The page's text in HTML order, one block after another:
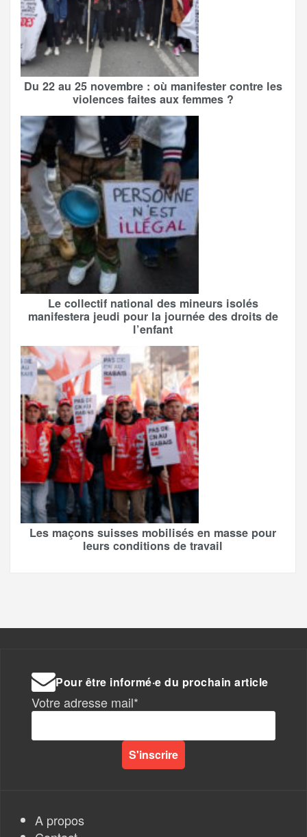
Du 22 au 25 novembre : où manifester contre les
violences faites aux femmes ?
Le collectif national des mineurs isolés
manifestera jeudi pour la journée des droits de
l’enfant
Les maçons suisses mobilisés en masse pour
leurs conditions de travail
Pour être informé·e du prochain article
Votre adresse mail*
A propos